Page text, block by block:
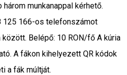
munkanappal kérhető.
125 166-os telefonszámot
Belépő: 10 RON/fő A kúria
A fákon kihelyezett QR kódok
a fák múltját.